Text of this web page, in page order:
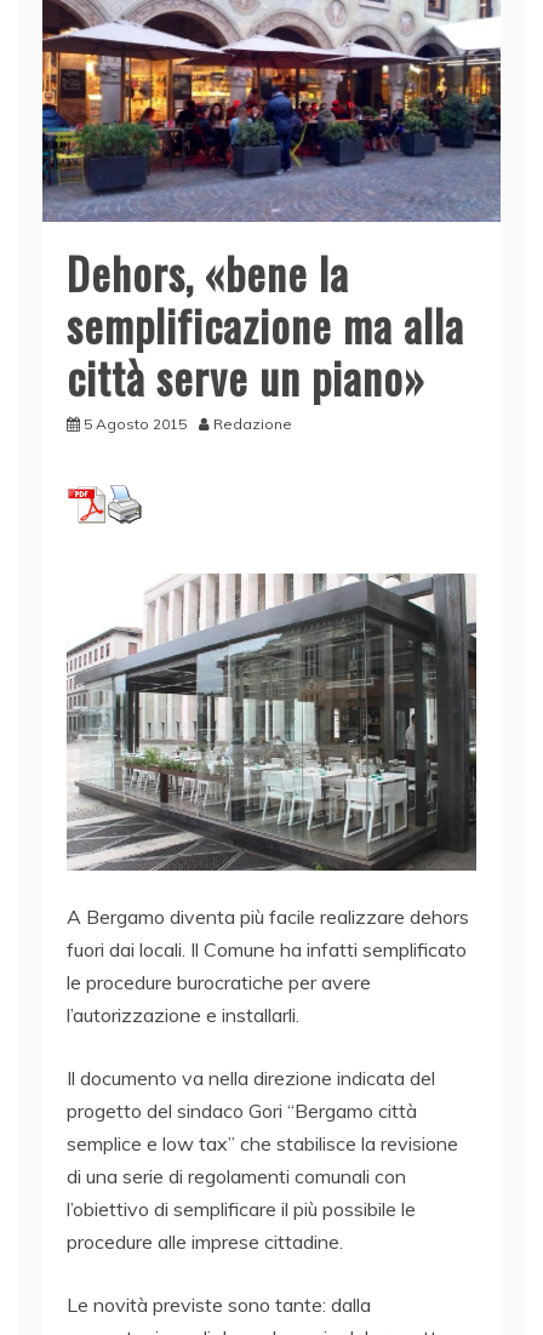
Dehors, «bene la
semplificazione ma alla
città serve un piano»
5 Agosto 2015 Redazione
A Bergamo diventa più facile realizzare dehors
fuori dai locali. Il Comune ha infatti semplificato
le procedure burocratiche per avere
l’autorizzazione e installarli.
Il documento va nella direzione indicata del
progetto del sindaco Gori “Bergamo città
semplice e low tax” che stabilisce la revisione
di una serie di regolamenti comunali con
l’obiettivo di semplificare il più possibile le
procedure alle imprese cittadine.
Le novità previste sono tante: dalla